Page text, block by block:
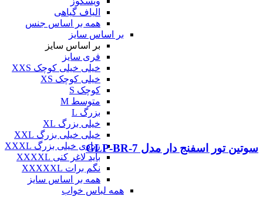
الیاف گیاهی
همه بر اساس جنس
بر اساس سایز
بر اساس سایز
فری سایز
خیلی خیلی کوچک XXS
خیلی کوچک XS
کوچک S
متوسط M
بزرگ L
خیلی بزرگ XL
خیلی خیلی بزرگ XXL
زیادی خیلی بزرگ XXXL
باید لاغر کنی XXXXL
نگم برات XXXXXL
همه بر اساس سایز
همه لباس خواب
سوتین تور اسفنج دار مدل GLP-BR-7